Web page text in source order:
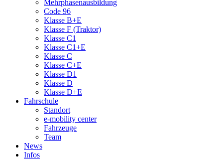
Mehrphasenausbildung
Code 96
Klasse B+E
Klasse F (Traktor)
Klasse C1
Klasse C1+E
Klasse C
Klasse C+E
Klasse D1
Klasse D
Klasse D+E
Fahrschule
Standort
e-mobility center
Fahrzeuge
Team
News
Infos